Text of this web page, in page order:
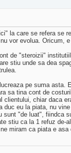
la care se refera se
vor evolua. Oricum,
de "steroizii"
unde sa dea
pe suma
tina cont de
chiar daca
eu la piata, nu
"de luat", fiindca
stiu ca la 1 refuz
miram ca piata e asa